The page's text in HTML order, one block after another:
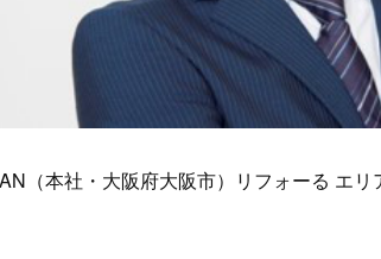
（本社・大阪府大阪市）リフォーる エ